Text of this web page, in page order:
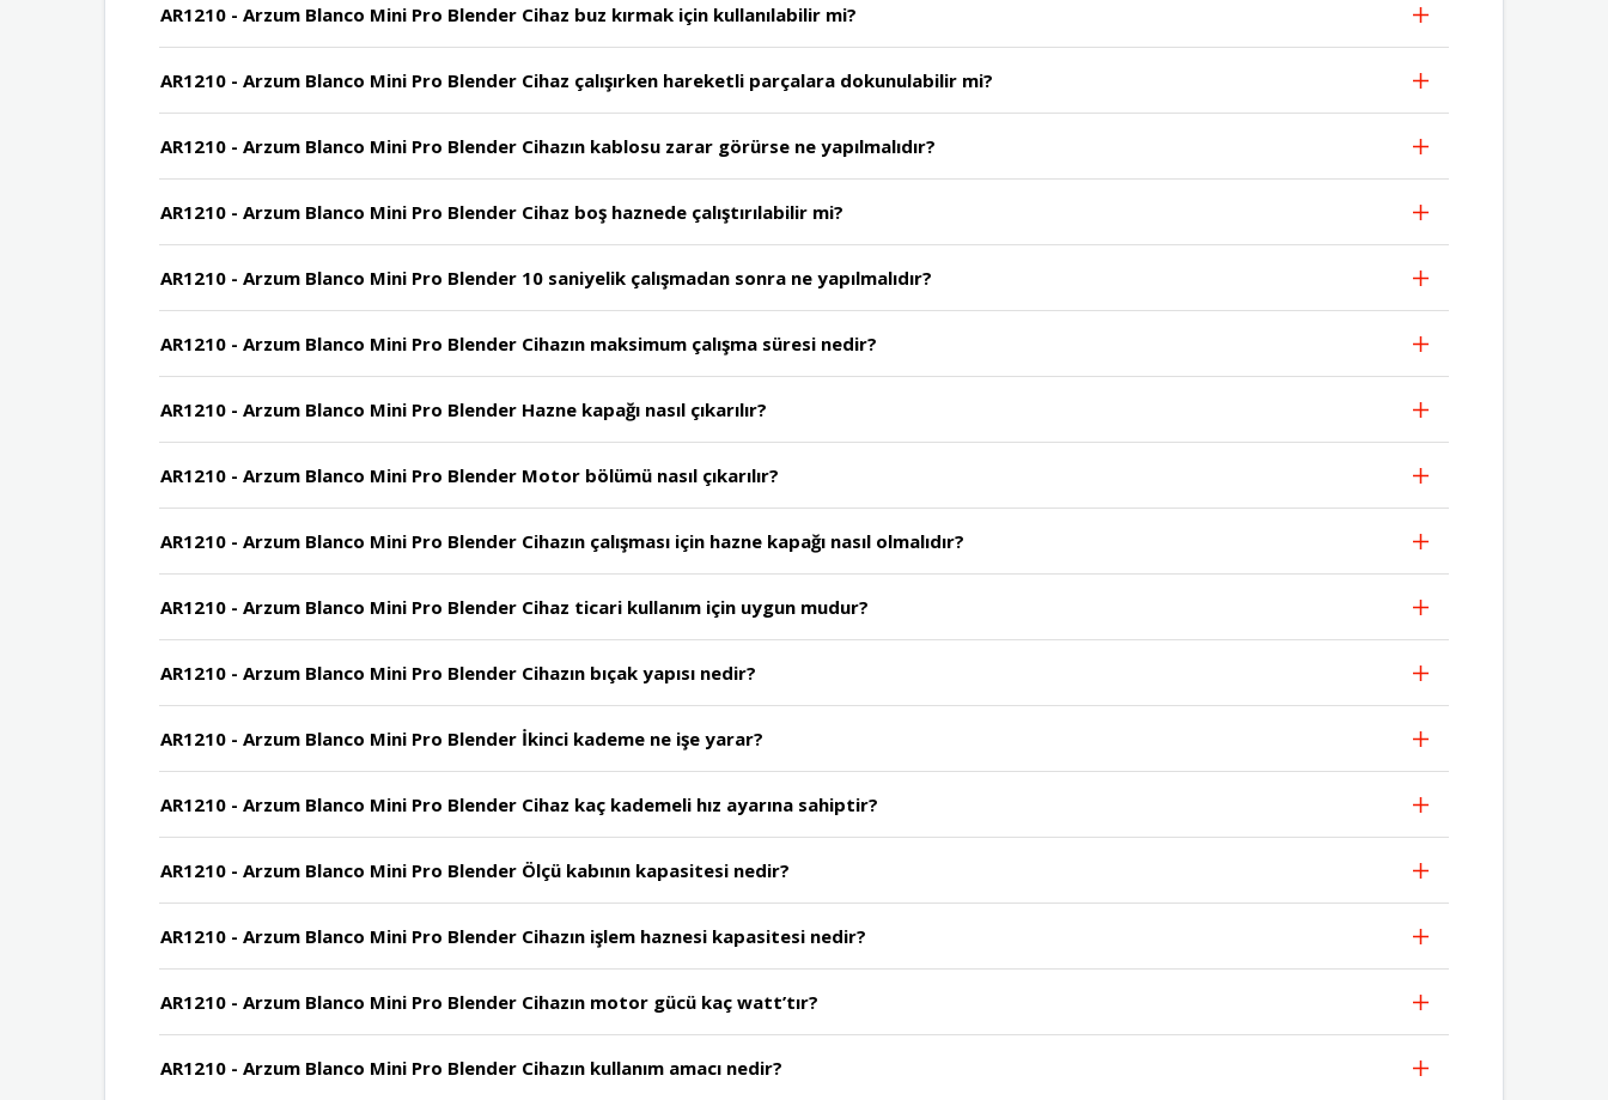
AR1210 - Arzum Blanco Mini Pro Blender Cihaz buz kırmak için kullanılabilir mi?
AR1210 - Arzum Blanco Mini Pro Blender Cihaz çalışırken hareketli parçalara dokunulabilir mi?
AR1210 - Arzum Blanco Mini Pro Blender Cihazın kablosu zarar görürse ne yapılmalıdır?
AR1210 - Arzum Blanco Mini Pro Blender Cihaz boş haznede çalıştırılabilir mi?
AR1210 - Arzum Blanco Mini Pro Blender 10 saniyelik çalışmadan sonra ne yapılmalıdır?
AR1210 - Arzum Blanco Mini Pro Blender Cihazın maksimum çalışma süresi nedir?
AR1210 - Arzum Blanco Mini Pro Blender Hazne kapağı nasıl çıkarılır?
AR1210 - Arzum Blanco Mini Pro Blender Motor bölümü nasıl çıkarılır?
AR1210 - Arzum Blanco Mini Pro Blender Cihazın çalışması için hazne kapağı nasıl olmalıdır?
AR1210 - Arzum Blanco Mini Pro Blender Cihaz ticari kullanım için uygun mudur?
AR1210 - Arzum Blanco Mini Pro Blender Cihazın bıçak yapısı nedir?
AR1210 - Arzum Blanco Mini Pro Blender İkinci kademe ne işe yarar?
AR1210 - Arzum Blanco Mini Pro Blender Cihaz kaç kademeli hız ayarına sahiptir?
AR1210 - Arzum Blanco Mini Pro Blender Ölçü kabının kapasitesi nedir?
AR1210 - Arzum Blanco Mini Pro Blender Cihazın işlem haznesi kapasitesi nedir?
AR1210 - Arzum Blanco Mini Pro Blender Cihazın motor gücü kaç watt’tır?
AR1210 - Arzum Blanco Mini Pro Blender Cihazın kullanım amacı nedir?